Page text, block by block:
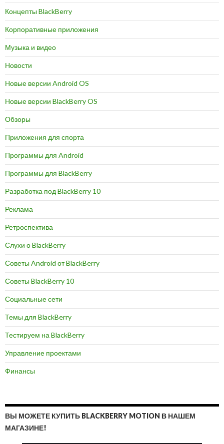
Концепты BlackBerry
Корпоративные приложения
Музыка и видео
Новости
Новые версии Android OS
Новые версии BlackBerry OS
Обзоры
Приложения для спорта
Программы для Android
Программы для BlackBerry
Разработка под BlackBerry 10
Реклама
Ретроспектива
Слухи о BlackBerry
Советы Android от BlackBerry
Советы BlackBerry 10
Социальные сети
Темы для BlackBerry
Тестируем на BlackBerry
Управление проектами
Финансы
ВЫ МОЖЕТЕ КУПИТЬ BLACKBERRY MOTION В НАШЕМ
МАГАЗИНЕ!